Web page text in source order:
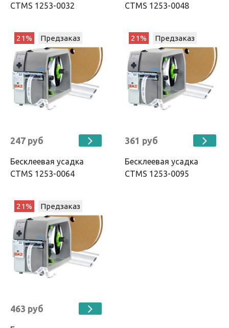
CTMS 1253-0032
CTMS 1253-0048
21% Предзаказ
247 руб
Бесклеевая усадка
CTMS 1253-0064
21% Предзаказ
361 руб
Бесклеевая усадка
CTMS 1253-0095
21% Предзаказ
463 руб